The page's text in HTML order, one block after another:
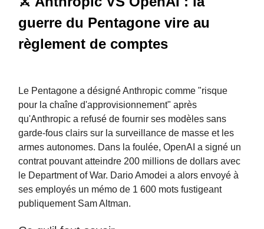
guerre du Pentagone vire au
règlement de comptes
Le Pentagone a désigné Anthropic comme "risque
pour la chaîne d'approvisionnement" après
qu'Anthropic a refusé de fournir ses modèles sans
garde-fous clairs sur la surveillance de masse et les
armes autonomes. Dans la foulée, OpenAI a signé un
contrat pouvant atteindre 200 millions de dollars avec
le Department of War. Dario Amodei a alors envoyé à
ses employés un mémo de 1 600 mots fustigeant
publiquement Sam Altman.